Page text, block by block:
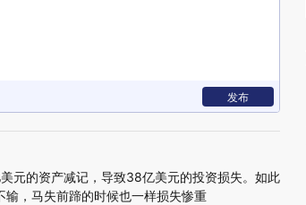
发布
元的资产减记，导致38亿美元的投资损失。如此
，马失前蹄的时候也一样损失惨重